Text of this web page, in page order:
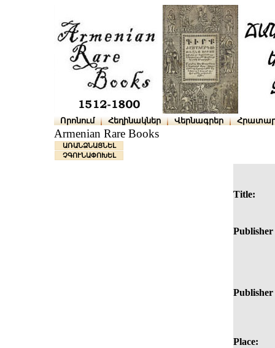
Որոնում Հեղինակներ Վերնագրեր
Armenian Rare Books
ԱՌԱՆՁՆԱՑՆԵԼ
ՉԳՈՒՆԱՓՈԽԵԼ
Title:
Publisher
Publisher
Place: